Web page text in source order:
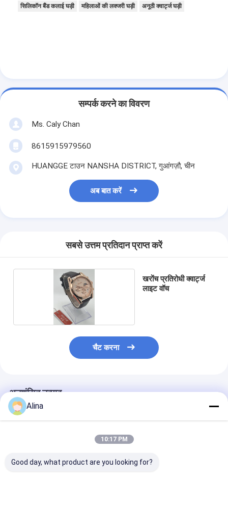
मिलर क्वार्ट्ज़ लाइट वॉच के बारे में यहां कुछ अक्सर पूछे जाने वाले प्रश्न
ए: कीमत एक अच्छी कीमत है।
प्र: इस घड़ी के लिए पैकेजिंग विवरण क्या हैं?
ए: पैकेजिंग विवरण 48 सेमी * 37 सेमी * 28.5 सेमी हैं।
ए: डिलीवरी का समय 3-5 दिन है।
ए: भुगतान की शर्तें अग्रिम में टीटी भुगतान हैं।
प्र: इस घड़ी के लिए आपूर्ति क्षमता क्या है?
सम्पर्क करने का विवरण
Ms. Caly Chan
8615915979560
अब बात करें
सबसे उत्तम प्रतिदान प्राप्त करें
Alina
10:17 PM
Good day, what product are you looking for?